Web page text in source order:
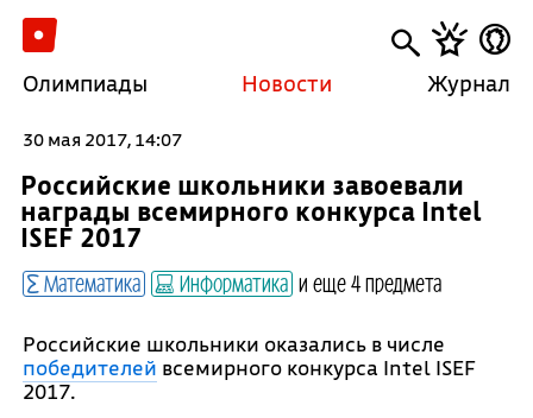
Олимпиады Новости Журнал
30 мая 2017, 14:07
Российские школьники завоевали
награды всемирного конкурса Intel
ISEF 2017
Математика Информатика и еще 4 предмета
Российские школьники оказались в числе
победителей всемирного конкурса Intel ISEF
2017.